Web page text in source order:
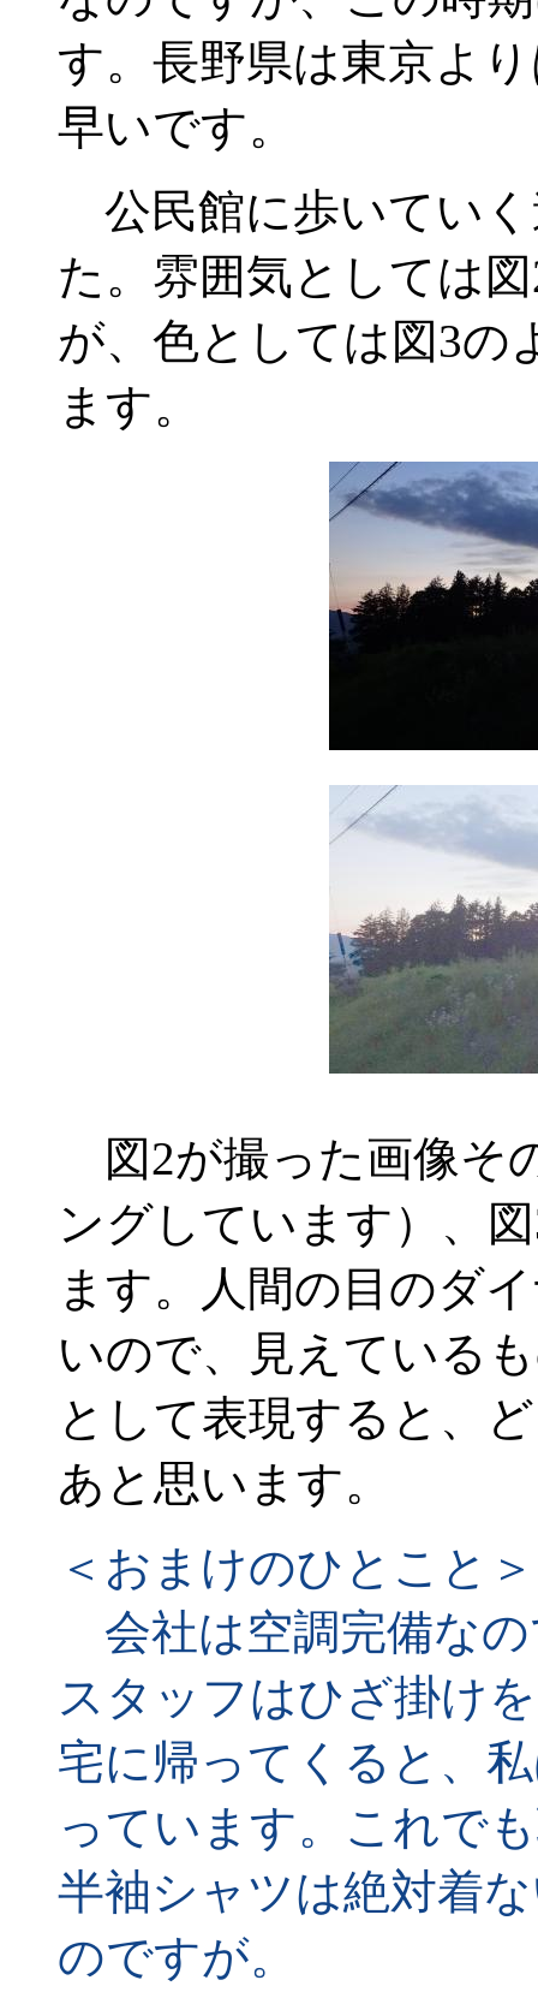
す。長野県は東京よ
早いです。
公民館に歩いてい
た。雰囲気としては
が、色としては図3の
ます。
図2が撮った画像そ
ングしています）、
ます。人間の目のダ
いので、見えている
として表現すると、
あと思います。
＜おまけのひとこと＞
会社は空調完備な
スタッフはひざ掛け
宅に帰ってくると、
っています。これで
半袖シャツは絶対着
のですが。